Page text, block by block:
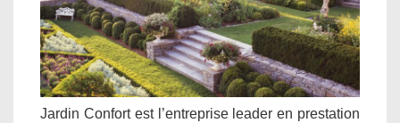
Jardin Confort est l’entreprise leader en prestation